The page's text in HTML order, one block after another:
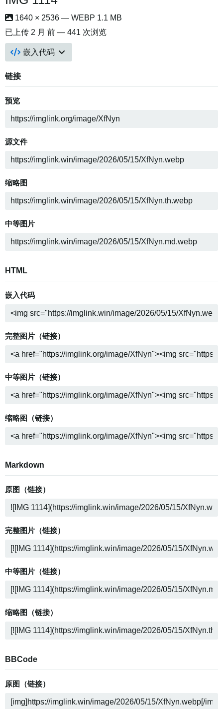
1640 × 2536 — WEBP 1.1 MB
已上传 2 月 前 — 441 次浏览
嵌入代码
链接
预览
源文件
缩略图
中等图片
HTML
嵌入代码
完整图片（链接）
中等图片（链接）
缩略图（链接）
Markdown
原图（链接）
完整图片（链接）
中等图片（链接）
缩略图（链接）
BBCode
原图（链接）